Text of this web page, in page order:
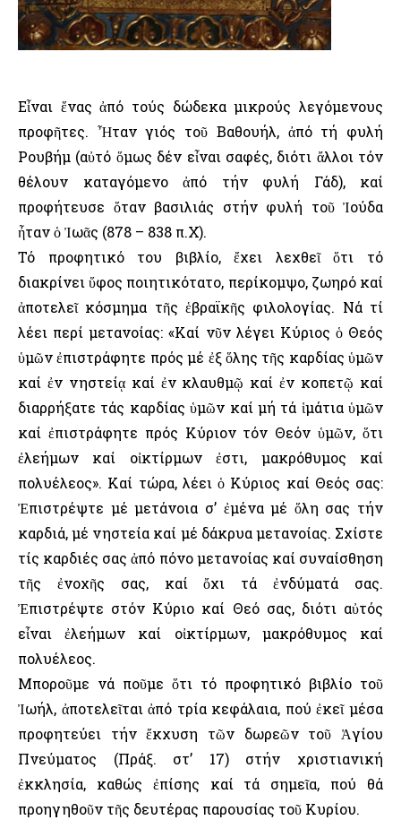
Εἶναι ἕνας ἀπό τούς δώδεκα μικρούς λεγόμενους
προφῆτες. Ἦταν γιός τοῦ Βαθουήλ, ἀπό τή φυλή
Ρουβήμ (αὐτό ὅμως δέν εἶναι σαφές, διότι ἄλλοι τόν
θέλουν καταγόμενο ἀπό τήν φυλή Γάδ), καί
προφήτευσε ὅταν βασιλιάς στήν φυλή τοῦ Ἰούδα
ἦταν ὁ Ἰωᾶς (878 – 838 π.Χ).
Τό προφητικό του βιβλίο, ἔχει λεχθεῖ ὅτι τό
διακρίνει ὕφος ποιητικότατο, περίκομψο, ζωηρό καί
ἀποτελεῖ κόσμημα τῆς ἑβραϊκῆς φιλολογίας. Νά τί
λέει περί μετανοίας: «Καί νῦν λέγει Κύριος ὁ Θεός
ὑμῶν ἐπιστράφητε πρός μέ ἐξ ὅλης τῆς καρδίας ὑμῶν
καί ἐν νηστείᾳ καί ἐν κλαυθμῷ καί ἐν κοπετῷ καί
διαρρήξατε τάς καρδίας ὑμῶν καί μή τά ἱμάτια ὑμῶν
καί ἐπιστράφητε πρός Κύριον τόν Θεόν ὑμῶν, ὅτι
ἐλεήμων καί οἰκτίρμων ἐστι, μακρόθυμος καί
πολυέλεος». Καί τώρα, λέει ὁ Κύριος καί Θεός σας:
Ἐπιστρέψτε μέ μετάνοια σ’ ἐμένα μέ ὅλη σας τήν
καρδιά, μέ νηστεία καί μέ δάκρυα μετανοίας. Σχίστε
τίς καρδιές σας ἀπό πόνο μετανοίας καί συναίσθηση
τῆς ἐνοχῆς σας, καί ὄχι τά ἐνδύματά σας.
Ἐπιστρέψτε στόν Κύριο καί Θεό σας, διότι αὐτός
εἶναι ἐλεήμων καί οἰκτίρμων, μακρόθυμος καί
πολυέλεος.
Μποροῦμε νά ποῦμε ὅτι τό προφητικό βιβλίο τοῦ
Ἰωήλ, ἀποτελεῖται ἀπό τρία κεφάλαια, πού ἐκεῖ μέσα
προφητεύει τήν ἔκχυση τῶν δωρεῶν τοῦ Ἁγίου
Πνεύματος (Πράξ. στ’ 17) στήν χριστιανική
ἐκκλησία, καθώς ἐπίσης καί τά σημεῖα, πού θά
προηγηθοῦν τῆς δευτέρας παρουσίας τοῦ Κυρίου.